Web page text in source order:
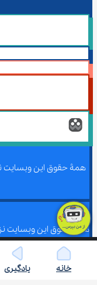
همۀ حقوق این وبسایت
همۀ حقوق این وبسایت
محفوظ است.
خانه یادگیری